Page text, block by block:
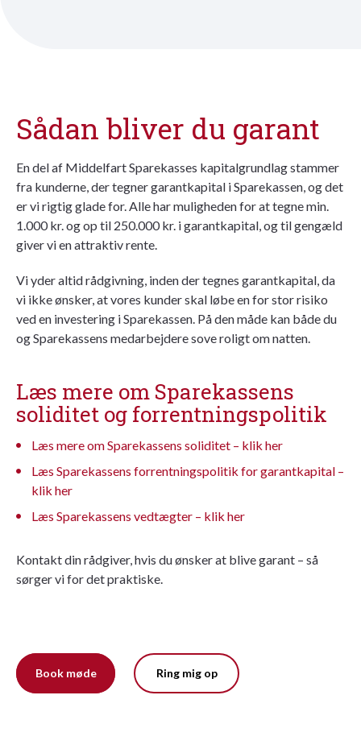
Sådan bliver du garant
En del af Middelfart Sparekasses kapitalgrundlag stammer
fra kunderne, der tegner garantkapital i Sparekassen, og det
er vi rigtig glade for. Alle har muligheden for at tegne min.
1.000 kr. og op til 250.000 kr. i garantkapital, og til gengæld
giver vi en attraktiv rente.
Vi yder altid rådgivning, inden der tegnes garantkapital, da
vi ikke ønsker, at vores kunder skal løbe en for stor risiko
ved en investering i Sparekassen. På den måde kan både du
og Sparekassens medarbejdere sove roligt om natten.
Læs mere om Sparekassens
soliditet og forrentningspolitik
Læs mere om Sparekassens soliditet – klik her
Læs Sparekassens forrentningspolitik for garantkapital –
klik her
Læs Sparekassens vedtægter – klik her
Kontakt din rådgiver, hvis du ønsker at blive garant – så
sørger vi for det praktiske.
Book møde Ring mig op